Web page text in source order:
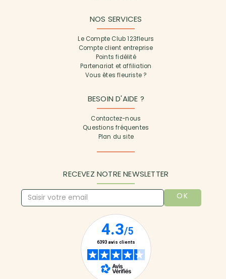
NOS SERVICES
Le Compte Club 123fleurs
Compte client entreprise
Points fidélité
Partenariat et affiliation
Vous êtes fleuriste ?
BESOIN D'AIDE ?
Contactez-nous
Questions fréquentes
Plan du site
RECEVEZ NOTRE NEWSLETTER
OK